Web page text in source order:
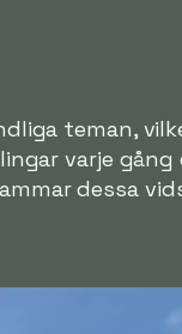
teman,
varje
dessa